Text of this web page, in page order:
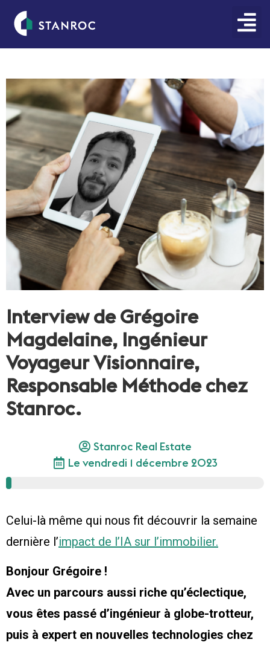
Interview de Grégoire
Magdelaine, Ingénieur
Voyageur Visionnaire,
Responsable Méthode chez
Stanroc.
Stanroc Real Estate
Le vendredi 1 décembre 2023
Celui-là même qui nous fit découvrir la semaine
dernière l’impact de l’IA sur l’immobilier.
Bonjour Grégoire !
Avec un parcours aussi riche qu’éclectique,
vous êtes passé d’ingénieur à globe-trotteur,
puis à expert en nouvelles technologies chez